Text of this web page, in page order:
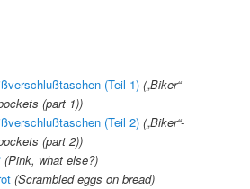
(Teil 1) („Biker“-
(part 1))
(Teil 2) („Biker“-
(part 2))
(Pink, what else?)
(Scrambled eggs on bread)